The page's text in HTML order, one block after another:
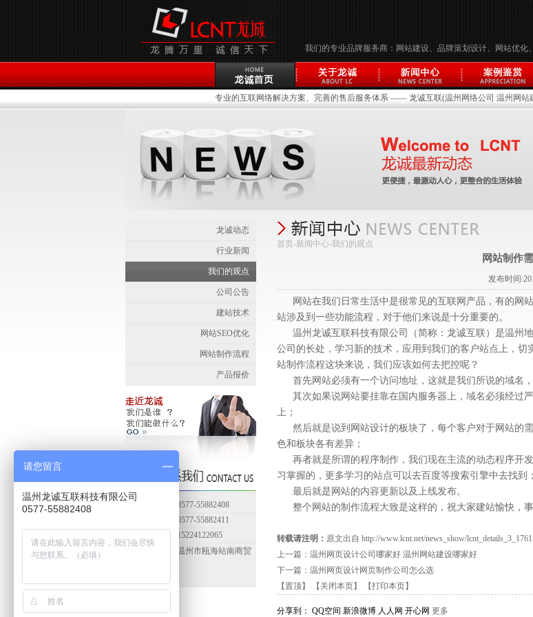
我们的专业品牌服务商：网站建设、品牌策划设计、网站优化
专业的互联网络解决方案、完善的售后服务体系 —— 龙诚互联(温州网络公司 温州网站
龙诚动态
行业新闻
我们的观点
公司公告
建站技术
网站SEO优化
网站制作流程
产品报价
联系电话：0577-55882408
传真号码：0577-55882411
联系手机：15224122065
联系地址：温州市瓯海站南商贸
首页-新闻中心-我们的观点
网站制作
发布时间
网站在我们日常生活中是很常见的互联网产品，有的网
站涉及到一些功能流程，对于他们来说是十分重要的。
温州龙诚互联科技有限公司（简称：龙诚互联 ）是温州
公司的长处，学习新的技术，应用到我们的客户站点上，
站制作流程这块来说，我们应该如何去把控呢？
首先网站必须有一个访问地址，这就是我们所说的域名
其次如果说网站要挂靠在国内服务器上，域名必须经过
上；
然后就是说到网站设计的板块了，每个客户对于网站的
色和板块各有差异；
再者就是所谓的程序制作，我们现在主流的动态程序开
习掌握的，更多学习的站点可以去百度等搜索引擎中去找到；
最后就是网站的内容更新以及上线发布。
整个网站的制作流程大致是这样的，祝大家建站愉快，
转载请注明： 原文出自 http://www.lcnt.net/news_show/
上一篇： 温州网页设计公司哪家好 温州网站建设哪家好
下一篇： 温州网页设计网页制作公司怎么选
【置顶】
【关闭本页】 【打印本页】
分享到： QQ空间 新浪微博 人人网 开心网 更多
请您留言
温州龙诚互联科技有限公司
0577-55882408